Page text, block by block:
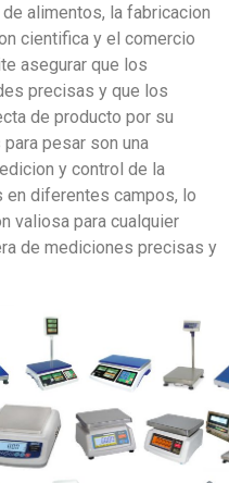
alimentos, la fabricacion
cientifica y el comercio
asegurar que los
precisas y que los
de producto por su
pesar son una
y control de la
diferentes campos, lo
valiosa para cualquier
de mediciones precisas y